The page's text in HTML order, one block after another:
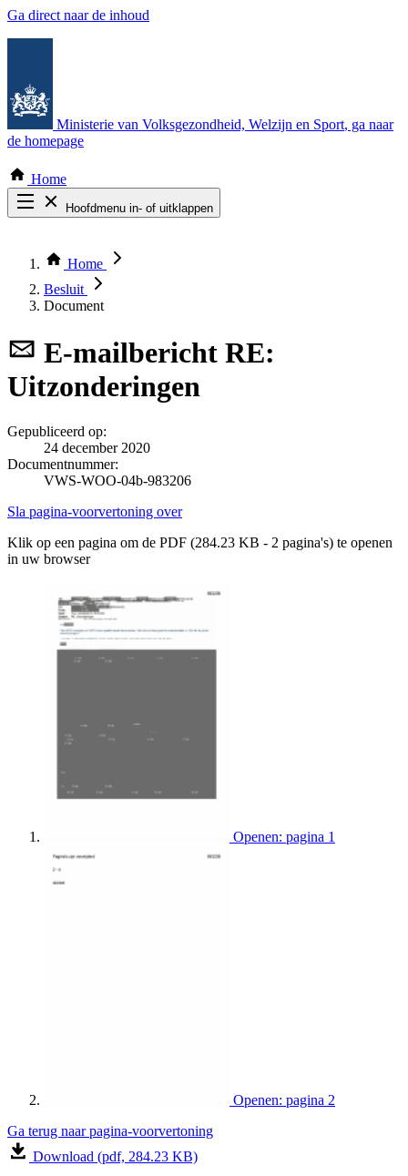
Ga direct naar de inhoud
Ministerie van Volksgezondheid, Welzijn en Sport, ga naar
de homepage
Home
Hoofdmenu in- of uitklappen
Thema COVID-19
Bekijk per bestuursorgaan
Home
Besluit
Document
E-mailbericht RE:
Uitzonderingen
Gepubliceerd op:
24 december 2020
Documentnummer:
VWS-WOO-04b-983206
Sla pagina-voorvertoning over
Klik op een pagina om de PDF (284.23 KB - 2 pagina's) te openen
in uw browser
Openen: pagina 1
Openen: pagina 2
Ga terug naar pagina-voorvertoning
Download (pdf, 284.23 KB)